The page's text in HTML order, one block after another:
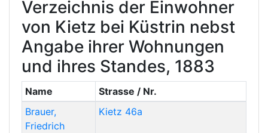
Verzeichnis der Einwohner
von Kietz bei Küstrin nebst
Angabe ihrer Wohnungen
und ihres Standes, 1883
Name
Strasse / Nr.
Brauer,
Friedrich
Kietz 46a